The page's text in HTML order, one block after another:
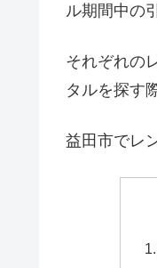
ル期間中の
それぞれの
タルを探す
益田市でレ